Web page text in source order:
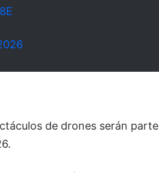
de drones serán parte